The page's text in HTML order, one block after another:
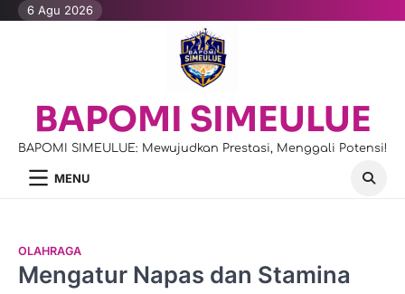
Skip6 Agu 2026
BAPOMI SIMEULUE
BAPOMI SIMEULUE: Mewujudkan Prestasi, Menggali Potensi!
MENU
OLAHRAGA
Mengatur Napas dan Stamina